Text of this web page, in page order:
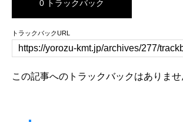
0 トラックバック
トラックバックURL
この記事へのトラックバックはありませ